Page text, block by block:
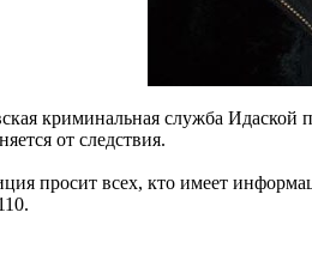
криминальная служба Идаской
от следствия.
просит всех, кто имеет